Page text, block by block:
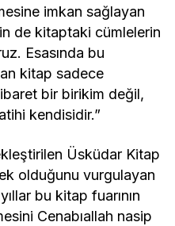
imkan sağlayan
de kitaptaki cümlelerin
Esasında bu
kitap sadece
bir birikim değil,
kendisidir.”
Üsküdar Kitap
olduğunu vurgulayan
bu kitap fuarının
Cenabıallah nasip